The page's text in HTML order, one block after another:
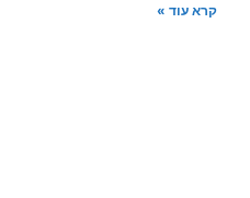
קרא עוד »